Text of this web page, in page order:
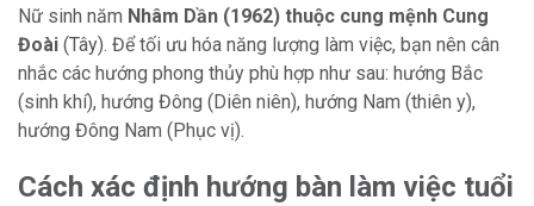
Nữ sinh năm Nhâm Dần (1962) thuộc cung mệnh Cung
Đoài (Tây). Để tối ưu hóa năng lượng làm việc, bạn nên cân
nhắc các hướng phong thủy phù hợp như sau: hướng Bắc
(sinh khí), hướng Đông (Diên niên), hướng Nam (thiên y),
hướng Đông Nam (Phục vị).
Cách xác định hướng bàn làm việc tuổi